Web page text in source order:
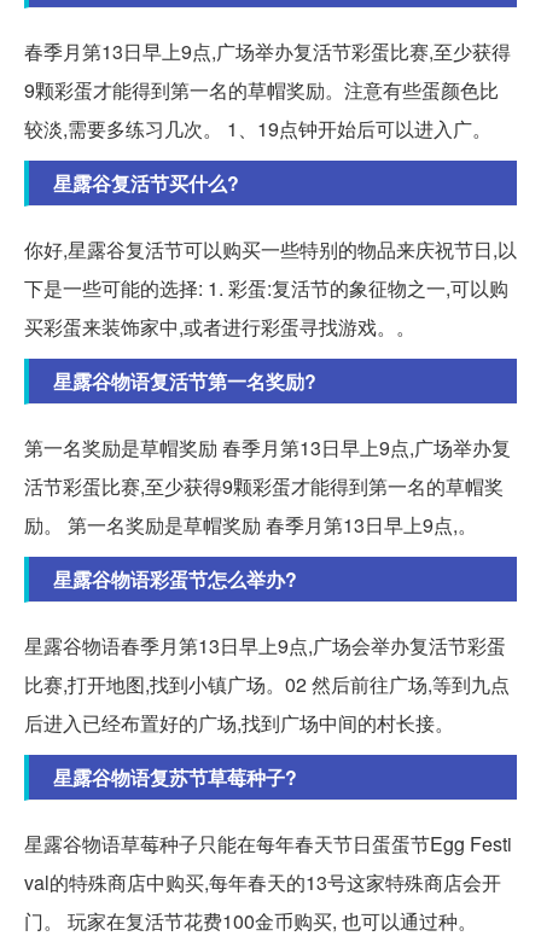
春季月第13日早上9点,广场举办复活节彩蛋比赛,至少获得
9颗彩蛋才能得到第一名的草帽奖励。注意有些蛋颜色比
较淡,需要多练习几次。 1、19点钟开始后可以进入广。
星露谷复活节买什么?
你好,星露谷复活节可以购买一些特别的物品来庆祝节日,以
下是一些可能的选择: 1. 彩蛋:复活节的象征物之一,可以购
买彩蛋来装饰家中,或者进行彩蛋寻找游戏。。
星露谷物语复活节第一名奖励?
第一名奖励是草帽奖励 春季月第13日早上9点,广场举办复
活节彩蛋比赛,至少获得9颗彩蛋才能得到第一名的草帽奖
励。 第一名奖励是草帽奖励 春季月第13日早上9点,。
星露谷物语彩蛋节怎么举办?
星露谷物语春季月第13日早上9点,广场会举办复活节彩蛋
比赛,打开地图,找到小镇广场。02 然后前往广场,等到九点
后进入已经布置好的广场,找到广场中间的村长接。
星露谷物语复苏节草莓种子?
星露谷物语草莓种子只能在每年春天节日蛋蛋节Egg Festi
val的特殊商店中购买,每年春天的13号这家特殊商店会开
门。 玩家在复活节花费100金币购买, 也可以通过种。